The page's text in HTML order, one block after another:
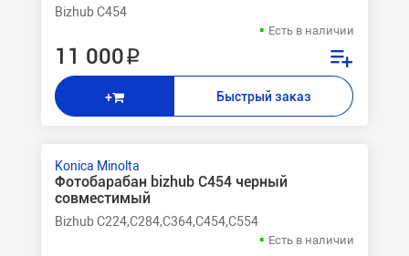
Bizhub C454
Есть в наличии
11 000 ₽
+ Быстрый заказ
Konica Minolta
Фотобарабан bizhub C454 черный
совместимый
Bizhub C224,C284,C364,C454,C554
Есть в наличии